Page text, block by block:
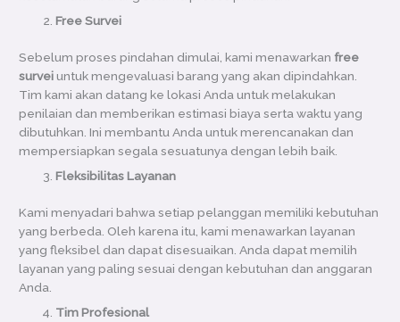
Free Survei
Sebelum proses pindahan dimulai, kami menawarkan free
surveiuntuk mengevaluasi barang yang akan dipindahkan.
Tim kami akan datang ke lokasi Anda untuk melakukan
penilaian dan memberikan estimasi biaya serta waktu yang
dibutuhkan. Ini membantu Anda untuk merencanakan dan
mempersiapkan segala sesuatunya dengan lebih baik.
Fleksibilitas Layanan
Kami menyadari bahwa setiap pelanggan memiliki kebutuhan
yang berbeda. Oleh karena itu, kami menawarkan layanan
yang fleksibel dan dapat disesuaikan. Anda dapat memilih
layanan yang paling sesuai dengan kebutuhan dan anggaran
Anda.
Tim Profesional